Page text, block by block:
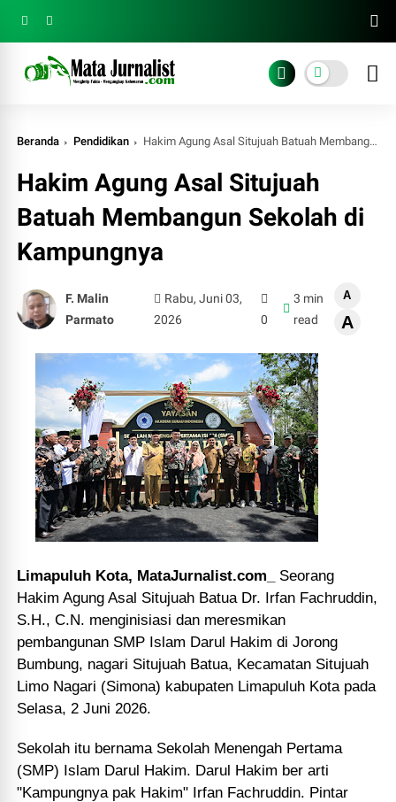
Beranda Pendidikan Hakim Agung Asal Situjuah Batuah Membangun Sekolah di Kampungnya
Hakim Agung Asal Situjuah
Batuah Membangun Sekolah di
Kampungnya
F. Malin
Parmato
Rabu, Juni 03,
2026
0
3 min
read
A
A
Limapuluh Kota, MataJurnalist.com_ Seorang
Hakim Agung Asal Situjuah Batua Dr. Irfan Fachruddin,
S.H., C.N. menginisiasi dan meresmikan
pembangunan SMP Islam Darul Hakimdi Jorong
Bumbung, nagari Situjuah Batua, Kecamatan Situjuah
Limo Nagari (Simona) kabupaten Limapuluh Kota pada
Selasa, 2 Juni 2026.
Sekolah itu bernama Sekolah Menengah Pertama
(SMP) Islam Darul Hakim. Darul Hakim ber arti
"Kampungnya pak Hakim" Irfan Fachruddin. Pintar